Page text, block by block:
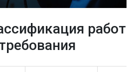
работ